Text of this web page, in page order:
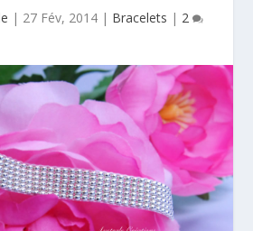
| 27 Fév, 2014| Bracelets | 2